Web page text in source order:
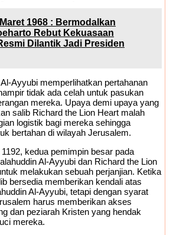
1968 : Bermodalkan
Rebut Kekuasaan
Dilantik Jadi Presiden
Ayyubi memperlihatkan pertahanan
tidak ada celah untuk pasukan
mereka. Upaya demi upaya yang
salib Richard the Lion Heart malah
logistik bagi mereka sehingga
bertahan di wilayah Jerusalem.
kedua pemimpin besar pada
Al-Ayyubi dan Richard the Lion
melakukan sebuah perjanjian. Ketika
bersedia memberikan kendali atas
Al-Ayyubi, tetapi dengan syarat
harus memberikan akses
dan peziarah Kristen yang hendak
mereka.